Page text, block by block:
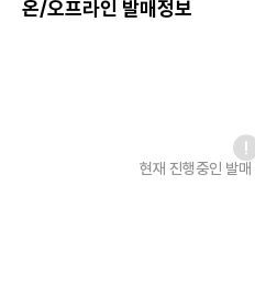
온/오프라인 발매정보
현재 진행중인 발매